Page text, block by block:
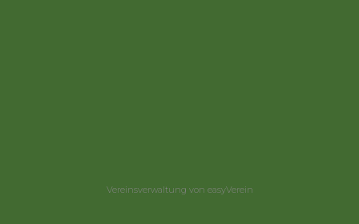
Vereinsverwaltung von easyVerein